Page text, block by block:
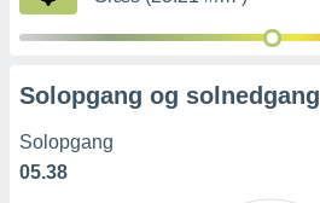
Solopgang og solnedgang
Solopgang
05.38